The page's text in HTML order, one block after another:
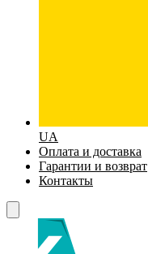
UA
Оплата и доставка
Гарантии и возврат
Контакты